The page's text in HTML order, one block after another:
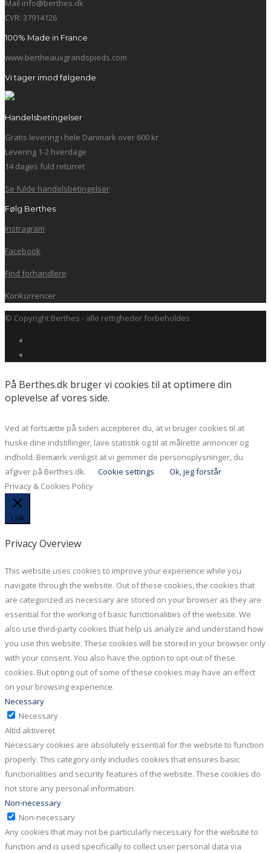
Mail info@berthes.dk
CVR: 37914126
100% Made in France
www.bertheauxgrandspieds.com
Vi tager imod følgende
Handelsbetingelser
Gratis levering i hele Danmark over 600 kr
Levering 1-2 hverdage
14 dages fuld returret
Se fulde handelsbetingelser
Følg Berthes
Instragram
Facebook
Find forhandlere
Konkurrencer
© Copyright Berthes - alle rettigheder forbeholdes
På Berthes.dk bruger vi cookies til at optimere din
oplevelse af vores side.
Ved at fortsætte på siden accepterer du, at vi bruger cookies til at
huske dine indstillinger, lave statistik og til at målrette annoncer og
indhold. Bemærk venligst at vi gemmer de personoplysninger, du
afgiver på Berthes.dk.
Cookie settings
Ok, jeg forstår
Privacy & Cookies Policy
Luk
Privacy Overview
This website uses cookies to improve your experience while you
navigate through the website. Out of these cookies, the cookies that
are categorized as necessary are stored on your browser as they are
essential for the working of basic functionalities of the website. We
also use third-party cookies that help us analyze and understand how
you use this website. These cookies will be stored in your browser only
with your consent. You also have the option to opt-out of these
cookies. But opting out of some of these cookies may have an effect
on your browsing experience.
Necessary
Necessary
Altid aktiveret
Necessary cookies are absolutely essential for the website to function
properly. This category only includes cookies that ensures basic
functionalities and security features of the website. These cookies do
not store any personal information.
Non-necessary
Non-necessary
Any cookies that may not be particularly necessary for the website to
function and is used specifically to collect user personal data via